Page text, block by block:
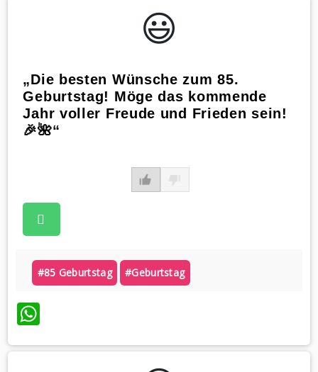
😃️
„Die besten Wünsche zum 85.
Geburtstag! Möge das kommende
Jahr voller Freude und Frieden sein!
🎉🌺“
#85 Geburtstag #geburtstag
WhatsApp